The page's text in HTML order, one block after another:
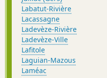
Labatut-Rivière
Lacassagne
Ladevèze-Rivière
Ladevèze-Ville
Lafitole
Laguian-Mazous
Laméac